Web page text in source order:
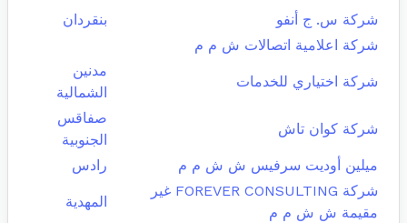
شركة س. ج أنفو
بنقردان
شركة اعلامية اتصالات ش م م
شركة اختياري للخدمات
مدنين
الشمالية
شركة كوان تاش
صفاقس
الجنوبية
ميلين أوديت سرفيس ش ش م م
رادس
شركة FOREVER CONSULTING غير
مقيمة ش ش م م
المهدية